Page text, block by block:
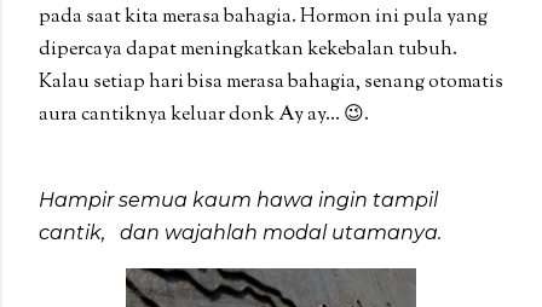
pada saat kita merasa bahagia. Hormon ini pula yang
dipercaya dapat meningkatkan kekebalan tubuh.
Kalau setiap hari bisa merasa bahagia, senang otomatis
aura cantiknya keluar donk Ay ay... 😉.
Hampir semua kaum hawa ingin tampil
cantik, dan wajahlah modal utamanya.